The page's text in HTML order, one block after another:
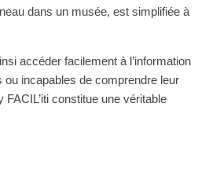
dans un musée, est simplifiée à
accéder facilement à l’information
incapables de comprendre leur
constitue une véritable